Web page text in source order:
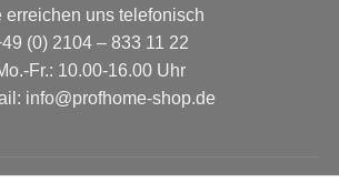
erreichen uns telefonisch
(0) 2104 – 833 11 22
Fr.: 10.00-16.00 Uhr
info@profhome-shop.de